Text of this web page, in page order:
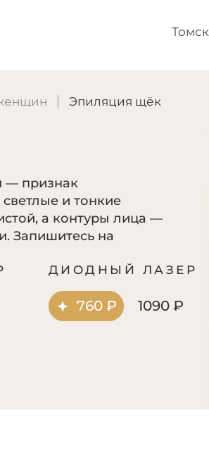
Томск
Эпиляция щёк
— признак
и тонкие
а контуры лица —
Запишитесь на
ДИОДНЫЙ ЛАЗЕР
760 ₽ 1090 ₽